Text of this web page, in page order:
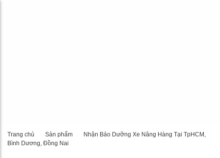
Trang chủ Sản phẩm
Nhận Bảo Dưỡng Xe Nâng Hàng Tại TpHCM,
Bình Dương, Đồng Nai